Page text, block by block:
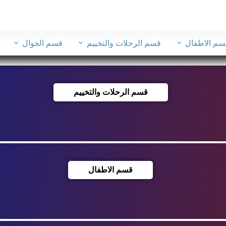
الاطفال قسم الرحلات والتخييم قسم الجوال
قسم الرحلات والتخييم
قسم الاطفال